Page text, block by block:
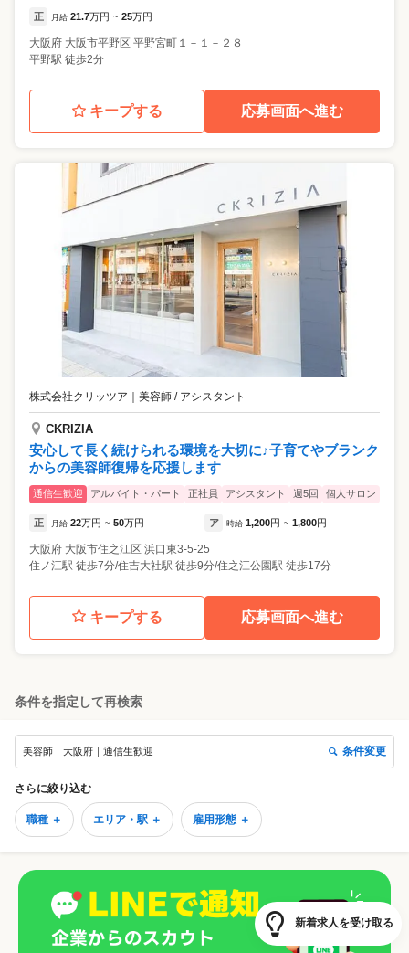
正 月給 21.7万円 ~ 25万円
大阪府 大阪市平野区 平野宮町１－１－２８
平野駅 徒歩2分
キープする 応募画面へ進む
株式会社クリッツア ｜ 美容師 / アシスタント
CKRIZIA
安心して長く続けられる環境を大切に♪子育てやブランク
からの美容師復帰を応援します
通信生歓迎 アルバイト・パート 正社員 アシスタント 週5回 個人サロン
正 月給 22万円 ~ 50万円 ア 時給 1,200円 ~ 1,800円
大阪府 大阪市住之江区 浜口東3-5-25
住ノ江駅 徒歩7分/住吉大社駅 徒歩9分/住之江公園駅 徒歩17分
キープする 応募画面へ進む
条件を指定して再検索
美容師｜大阪府｜通信生歓迎 条件変更
さらに絞り込む
職種 ＋ エリア・駅 ＋ 雇用形態 ＋
新着求人を受け取る